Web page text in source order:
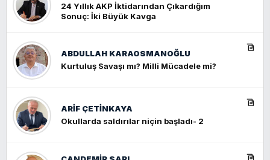
24 Yıllık AKP İktidarından Çıkardığım
Sonuç: İki Büyük Kavga
ABDULLAH KARAOSMANOĞLU
Kurtuluş Savaşı mı? Milli Mücadele mi?
ARIF ÇETİNKAYA
Okullarda saldırılar niçin başladı- 2